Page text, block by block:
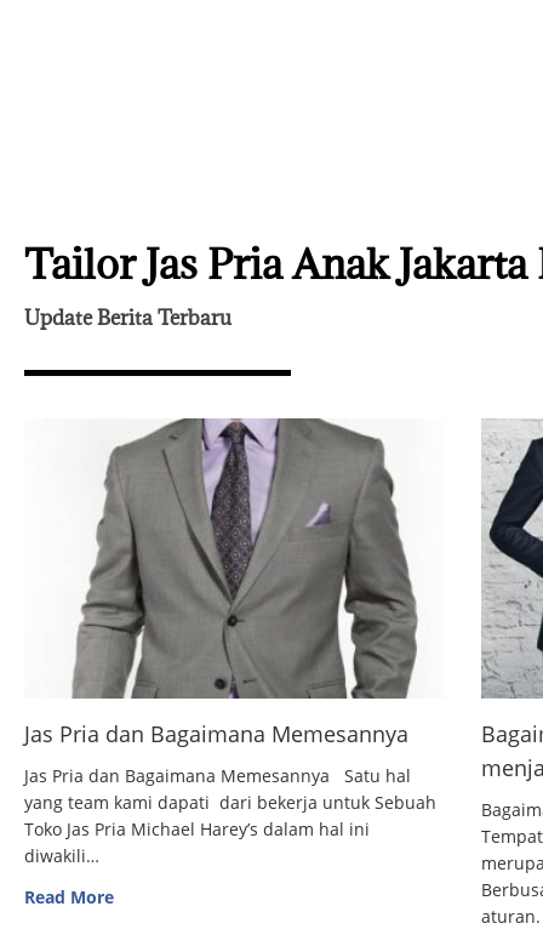
Tailor Jas Pria Anak Jakarta
Update Berita Terbaru
Jas Pria dan Bagaimana Memesannya
Jas Pria dan Bagaimana Memesannya Satu hal
yang team kami dapati dari bekerja untuk Sebuah
Toko Jas Pria Michael Harey’s dalam hal ini
diwakili…
Read More